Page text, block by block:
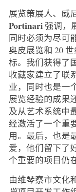
展览策展人、威
Portinari 强调，
同时必须为尽可
奥皮展览和 20
标。我们获得了
收藏家建立了联
业，同时也是一
展览经验的成果
及从艺术系统中
经激活了一个重
用。最后，也是
爱，他们留下了
个重要的项目仍
由维琴察市文化